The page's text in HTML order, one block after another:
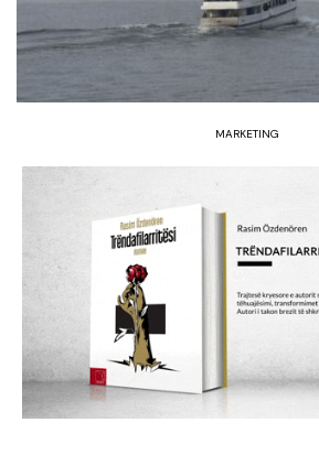
MARKETING